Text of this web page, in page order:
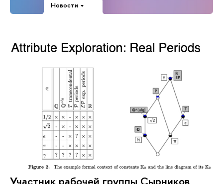
Новости
Участник рабочей группы Сырников